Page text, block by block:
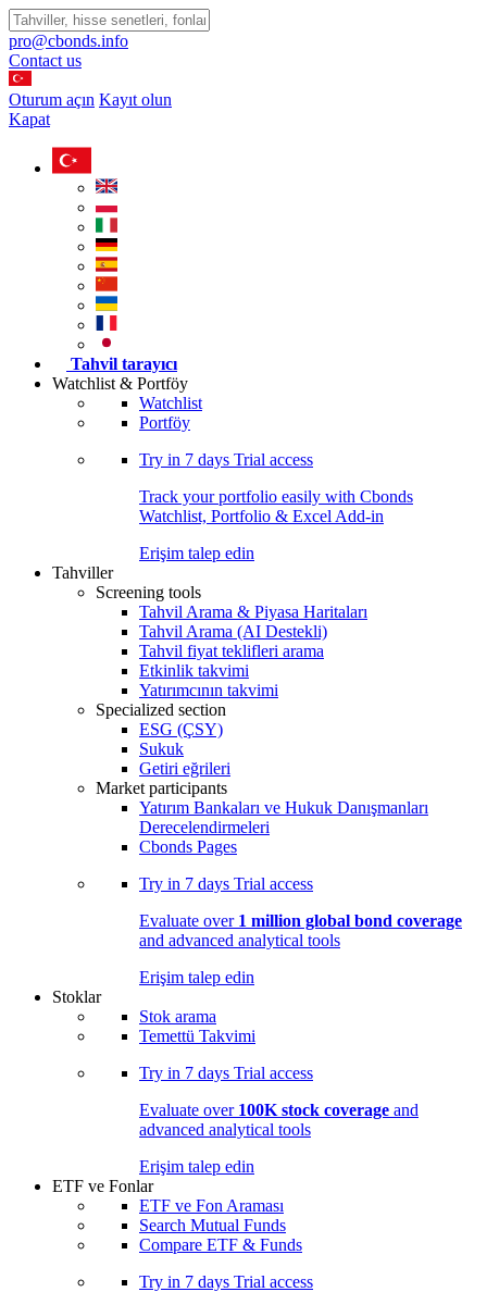
pro@cbonds.info
Contact us
Oturum açın Kayıt olun
Kapat
Tahvil tarayıcı
Watchlist & Portföy
Watchlist
Portföy
Try in 7 days Trial access
Track your portfolio easily with Cbonds
Watchlist, Portfolio & Excel Add-in
Erişim talep edin
Tahviller
Screening tools
Tahvil Arama & Piyasa Haritaları
Tahvil Arama (AI Destekli)
Tahvil fiyat teklifleri arama
Etkinlik takvimi
Yatırımcının takvimi
Specialized section
ESG (ÇSY)
Sukuk
Getiri eğrileri
Market participants
Yatırım Bankaları ve Hukuk Danışmanları
Derecelendirmeleri
Cbonds Pages
Try in 7 days Trial access
Evaluate over 1 million global bond coverage
and advanced analytical tools
Erişim talep edin
Stoklar
Stok arama
Temettü Takvimi
Try in 7 days Trial access
Evaluate over 100K stock coverage and
advanced analytical tools
Erişim talep edin
ETF ve Fonlar
ETF ve Fon Araması
Search Mutual Funds
Compare ETF & Funds
Try in 7 days Trial access